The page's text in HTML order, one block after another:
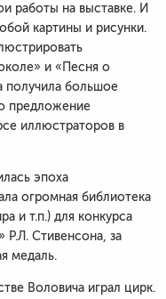
работы на выставке. И
картины и рисунки.
и «Песня о
получила большое
предложение
иллюстраторов в
эпоха
огромная библиотека
и т.п.) для конкурса
Р.Л. Стивенсона, за
медаль.
Воловича играл цирк.